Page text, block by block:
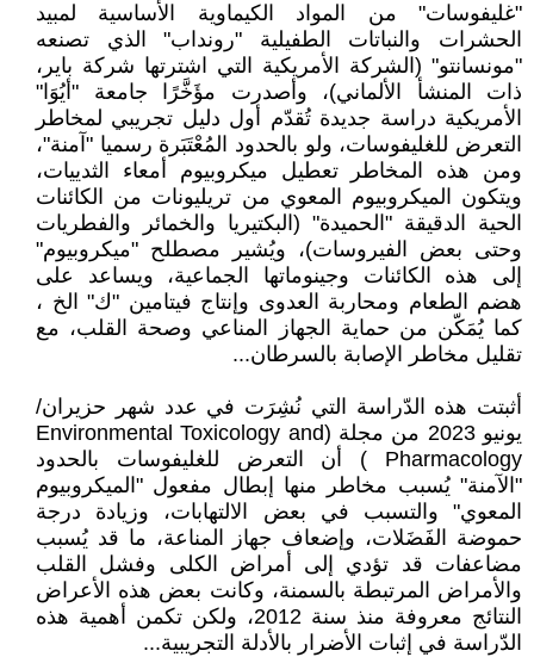
"غليفوسات" من المواد الكيماوية الأساسية لمبيد
الحشرات والنباتات الطفيلية "رونداب" الذي تصنعه
"مونسانتو" (الشركة الأمريكية التي اشترتها شركة باير،
ذات المنشأ الألماني)، وأصدرت مؤَخَّرًا جامعة "أيُوَا"
الأمريكية دراسة جديدة تُقدّم أول دليل تجريبي لمخاطر
التعرض للغليفوسات، ولو بالحدود المُعْتَبَرة رسميا "آمنة"،
ومن هذه المخاطر تعطيل ميكروبيوم أمعاء الثدييات،
ويتكون الميكروبيوم المعوي من تريليونات من الكائنات
الحية الدقيقة "الحميدة" (البكتيريا والخمائر والفطريات
وحتى بعض الفيروسات)، ويُشير مصطلح "ميكروبيوم"
إلى هذه الكائنات وجينوماتها الجماعية، ويساعد على
هضم الطعام ومحاربة العدوى وإنتاج فيتامين "ك" الخ ،
كما يُمَكّن من حماية الجهاز المناعي وصحة القلب، مع
تقليل مخاطر الإصابة بالسرطان...
أثبتت هذه الدّراسة التي نُشِرَت في عدد شهر حزيران/
يونيو 2023 من مجلة (Environmental Toxicology and
Pharmacology ) أن التعرض للغليفوسات بالحدود
"الآمنة" يُسبب مخاطر منها إبطال مفعول "الميكروبيوم
المعوي" والتسبب في بعض الالتهابات، وزيادة درجة
حموضة الفَضَلات، وإضعاف جهاز المناعة، ما قد يُسبب
مضاعفات قد تؤدي إلى أمراض الكلى وفشل القلب
والأمراض المرتبطة بالسمنة، وكانت بعض هذه الأعراض
النتائج معروفة منذ سنة 2012، ولكن تكمن أهمية هذه
الدّراسة في إثبات الأضرار بالأدلة التجريبية...